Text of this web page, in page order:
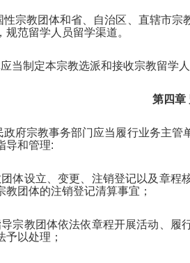
性宗教团体和省、自治区、直辖市
范留学人员留学渠道。
当制定本宗教选派和接收宗教留学
第四章
政府宗教事务部门应当履行业务主
导和管理:
团体设立、变更、注销登记以及章
教团体的注销登记清算事宜；
导宗教团体依法依章程开展活动、
予以处理；